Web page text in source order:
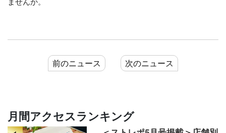
前のニュース 次のニュース
月間アクセスランキング